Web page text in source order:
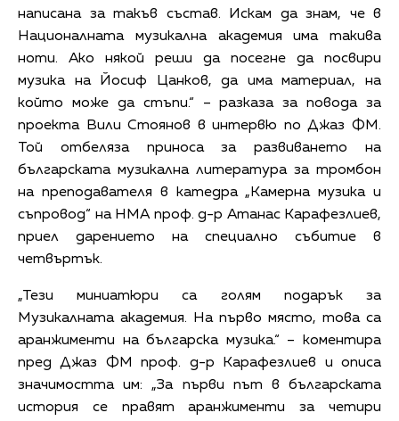
написана за такъв състав. Искам да знам, че в
Националната музикална академия има такива
ноти. Ако някой реши да посегне да посвири
музика на Йосиф Цанков, да има материал, на
който може да стъпи.“ – разказа за повода за
проекта Вили Стоянов в интервю по Джаз ФМ.
Той отбеляза приноса за развиването на
българската музикална литература за тромбон
на преподавателя в катедра „Камерна музика и
съпровод“ на НМА проф. д-р Атанас Карафезлиев,
приел дарението на специално събитие в
четвъртък.
„Тези миниатюри са голям подарък за
Музикалната академия. На първо място, това са
аранжименти на българска музика.“ – коментира
пред Джаз ФМ проф. д-р Карафезлиев и описа
значимостта им: „За първи път в българската
история се правят аранжименти за четири